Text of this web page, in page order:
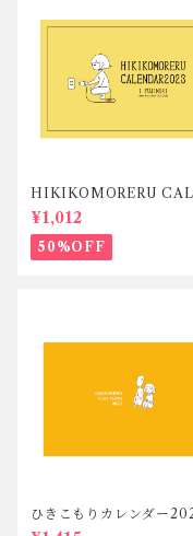
HIKIKOMORERU
DAR 2023
¥1,012
50%OFF
ひきこもりカレンダー